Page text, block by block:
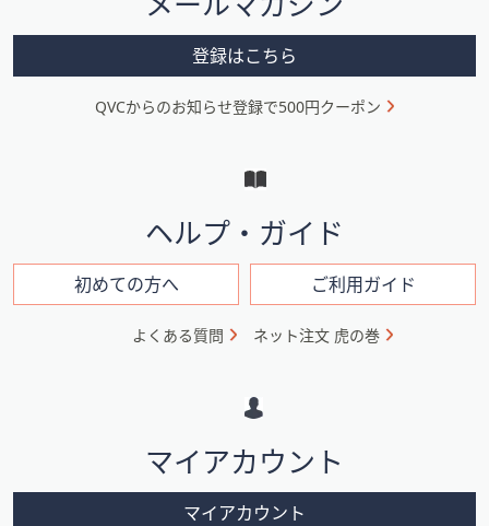
メ
ニ
ン
ン
登録はこちら
QVCからのお知らせ登録で500円クーポン
ヘルプ・ガイド
初めての方へ ご利用ガイド
よくある質問 ネット注文 虎の巻
マイアカウント
マイアカウント